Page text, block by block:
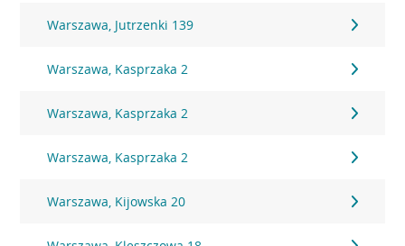
Warszawa, Jutrzenki 139
Warszawa, Kasprzaka 2
Warszawa, Kasprzaka 2
Warszawa, Kasprzaka 2
Warszawa, Kijowska 20